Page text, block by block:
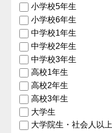
小学校5年生
小学校6年生
中学校1年生
中学校2年生
中学校3年生
高校1年生
高校2年生
高校3年生
大学生
大学院生・社会人以上